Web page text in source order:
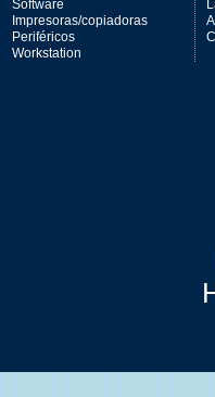
Software
Impresoras/copiadoras
Periféricos
Workstation